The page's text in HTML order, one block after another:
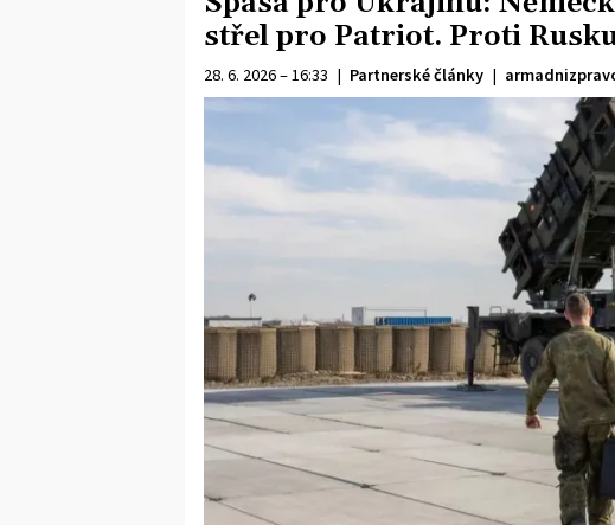
střel pro Patriot. Proti
28. 6. 2026 – 16:33 | Partnerské články |